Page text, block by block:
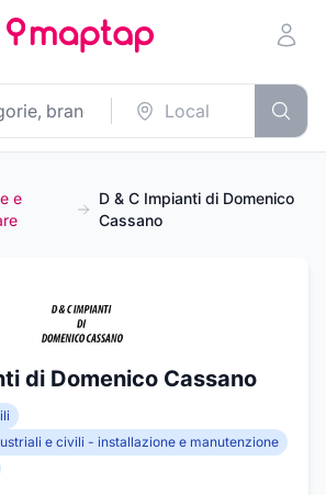
e
D & C Impianti di Domenico
Cassano
di Domenico Cassano
e civili - installazione e manutenzione